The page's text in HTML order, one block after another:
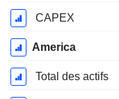
CAPEX
America
Total des actifs